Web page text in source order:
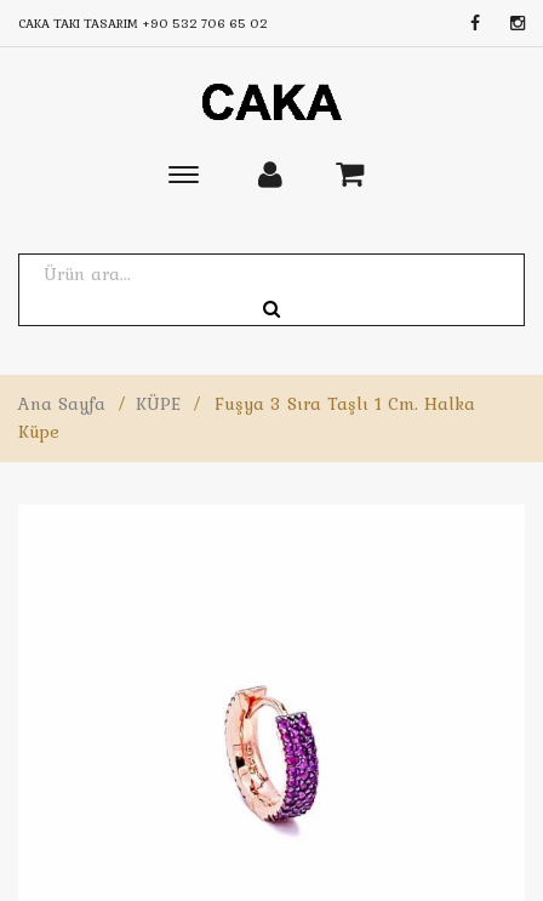
CAKA TAKI TASARIM +90 532 706 65 02
Toggle
Ana Sayfa / KÜPE / Fuşya 3 Sıra Taşlı 1 Cm. Halka
Küpe